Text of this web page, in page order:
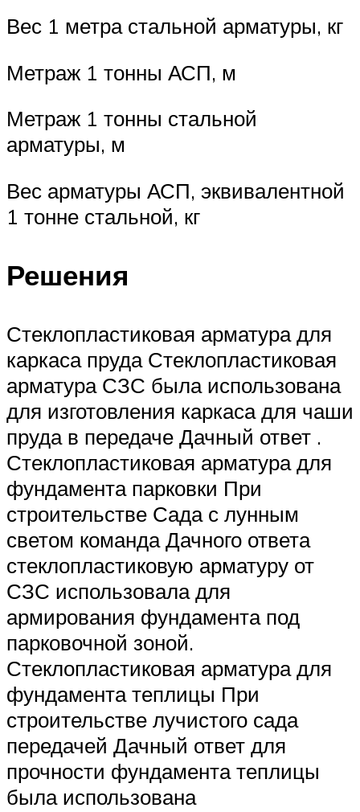
Вес 1 метра стальной арматуры, кг
Метраж 1 тонны АСП, м
Метраж 1 тонны стальной
арматуры, м
Вес арматуры АСП, эквивалентной
1 тонне стальной, кг
Решения
Стеклопластиковая арматура для
каркаса пруда Стеклопластиковая
арматура СЗС была использована
для изготовления каркаса для чаши
пруда в передаче Дачный ответ .
Стеклопластиковая арматура для
фундамента парковки При
строительстве Сада с лунным
светом команда Дачного ответа
стеклопластиковую арматуру от
СЗС использовала для
армирования фундамента под
парковочной зоной.
Стеклопластиковая арматура для
фундамента теплицы При
строительстве лучистого сада
передачей Дачный ответ для
прочности фундамента теплицы
была использована